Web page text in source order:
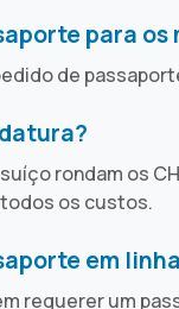
para os
de
rondam os
os custos.
em
requerer um